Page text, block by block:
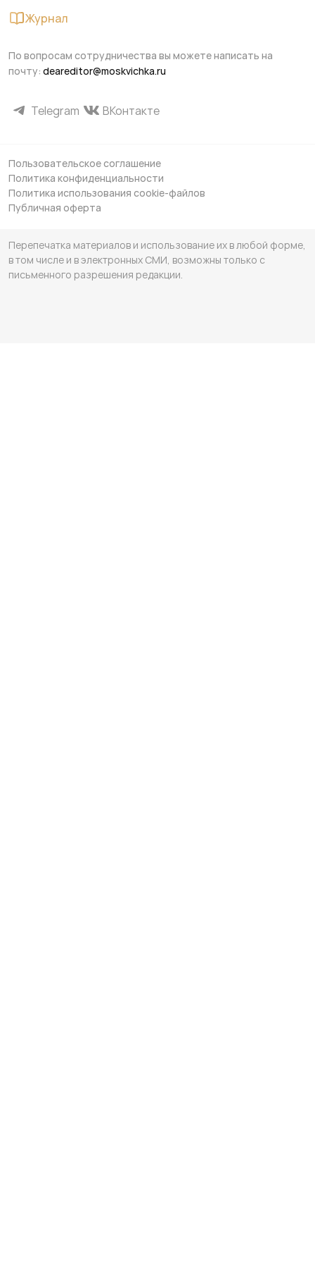
Журнал
По вопросам сотрудничества вы можете написать на
почту: deareditor@moskvichka.ru
Telegram ВКонтакте
Пользовательское соглашение
Политика конфиденциальности
Политика использования cookie-файлов
Публичная оферта
Перепечатка материалов и использование их в любой форме,
в том числе и в электронных СМИ, возможны только с
письменного разрешения редакции.